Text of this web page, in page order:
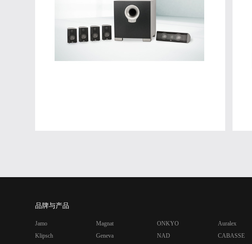
品牌与产品
Jamo
Klipsch
Magnat
Geneva
ONKYO
NAD
Auralex
CABASSE